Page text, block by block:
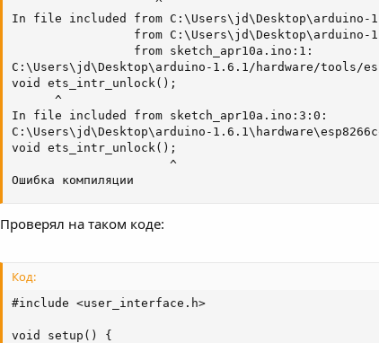
In file included from C:\Users\jd\Desktop\arduino-
from
                 from sketch_apr10a.ino:1:
C:\Users\jd\Desktop\arduino-1.6.1/hardware/
void ets_intr_unlock();
      ^
In file included from sketch_apr10a.ino:3:0:
C:\Users\jd\Desktop\arduino-
void ets_intr_unlock();
                      ^
Ошибка компиляции
Проверял на таком коде:
Код:
#include <user_interface.h>
void setup() {